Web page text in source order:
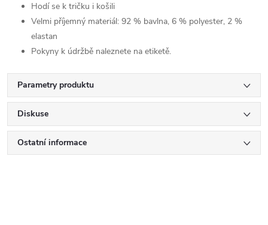
Hodí se k tričku i košili
Velmi příjemný materiál: 92 % bavlna, 6 % polyester, 2 %
elastan
Pokyny k údržbě naleznete na etiketě.
Parametry produktu
Diskuse
Ostatní informace